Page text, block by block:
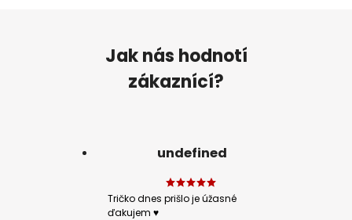
Jak nás hodnotí
zákaznící?
undefined
Tričko dnes prišlo je úžasné
ďakujem ♥️